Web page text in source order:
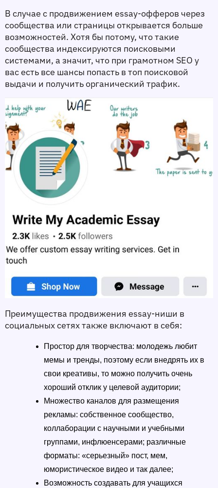
В случае с продвижением essay-офферов через
сообщества или страницы открывается больше
возможностей. Хотя бы потому, что такие
сообщества индексируются поисковыми
системами, а значит, что при грамотном SEO у
вас есть все шансы попасть в топ поисковой
выдачи и получить органический трафик.
Преимущества продвижения essay-ниши в
социальных сетях также включают в себя:
Простор для творчества: молодежь любит
мемы и тренды, поэтому если внедрять их в
свои креативы, то можно получить очень
хороший отклик у целевой аудитории;
Множество каналов для размещения
рекламы: собственное сообщество,
коллаборации с научными и учебными
группами, инфлюенсерами; различные
форматы: «серьезный» пост, мем,
юмористическое видео и так далее;
Возможность создавать для учащихся